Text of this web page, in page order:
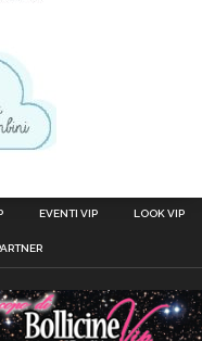
EVENTI VIP LOOK VIP